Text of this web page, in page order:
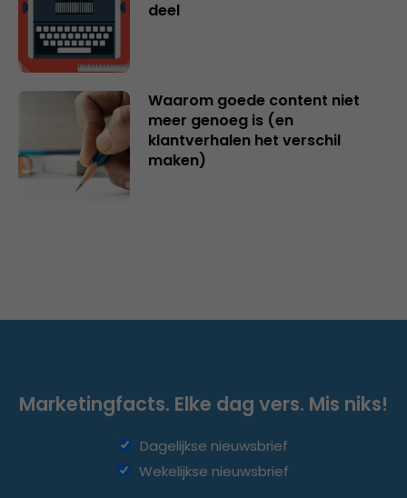
deel
Waarom goede content niet
meer genoeg is (en
klantverhalen het verschil
maken)
Marketingfacts. Elke dag vers. Mis niks!
Dagelijkse nieuwsbrief
Wekelijkse nieuwsbrief